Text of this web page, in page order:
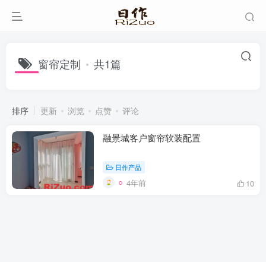
窗帘定制 共1篇
排序 更新 浏览 点赞 评论
融景城客户窗帘软装配置
日作产品
4年前 10